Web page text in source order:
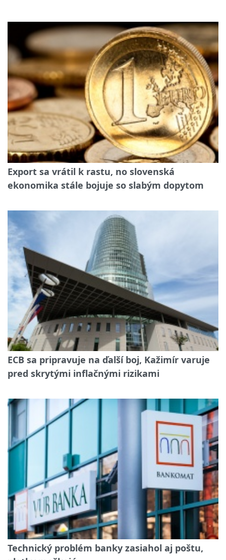
Export sa vrátil k rastu, no slovenská
ekonomika stále bojuje so slabým dopytom
ECB sa pripravuje na ďalší boj, Kažimír varuje
pred skrytými inflačnými rizikami
Technický problém banky zasiahol aj poštu,